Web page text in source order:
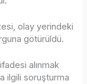
olay yerindeki
götürüldü.
alınmak
ilgili soruşturma